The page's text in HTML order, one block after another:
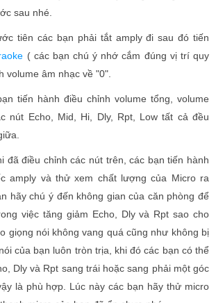
sau nhé.
tiên các bạn phải tắt amply đi sau đó tiến
( các bạn chú ý nhớ cắm đúng vị trí quy
volume âm nhạc về "0".
tiến hành điều chỉnh volume tổng, volume
nút Echo, Mid, Hi, Dly, Rpt, Low tất cả đều
đã điều chỉnh các nút trên, các bạn tiến hành
amply và thử xem chất lượng của Micro ra
hãy chú ý đến không gian của căn phòng để
việc tăng giảm Echo, Dly và Rpt sao cho
giọng nói không vang quá cũng như không bị
của bạn luôn tròn trịa, khi đó các bạn có thể
Dly và Rpt sang trái hoặc sang phải một góc
là phù hợp. Lúc này các bạn hãy thử micro